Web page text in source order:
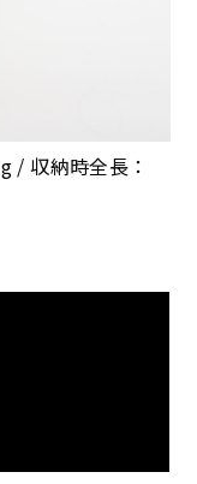
/ 収納時全長：